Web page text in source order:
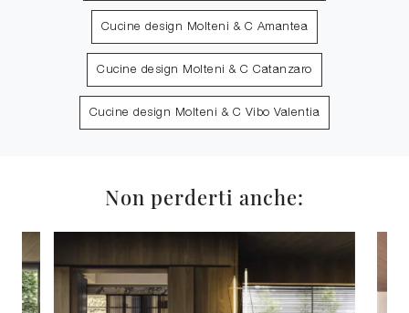
Cucine design Molteni & C Amantea
Cucine design Molteni & C Catanzaro
Cucine design Molteni & C Vibo Valentia
Non perderti anche: